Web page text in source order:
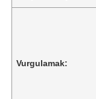
Vurgulamak: